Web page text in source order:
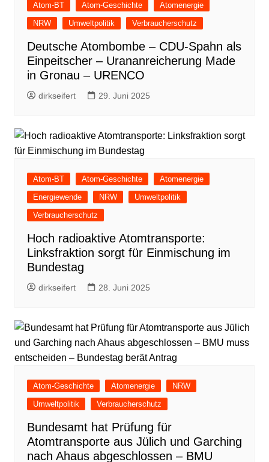
Atom-BT Atom-Geschichte
Atomenergie
NRW
Umweltpolitik Verbraucherschutz
Deutsche Atombombe – CDU-Spahn als
Einpeitscher – Urananreicherung Made
in Gronau – URENCO
dirkseifert 29. Juni 2025
Atom-BT Atom-Geschichte
Atomenergie
Energiewende
NRW
Umweltpolitik
Verbraucherschutz
Hoch radioaktive Atomtransporte:
Linksfraktion sorgt für Einmischung im
Bundestag
dirkseifert 28. Juni 2025
Atom-Geschichte Atomenergie
NRW
Umweltpolitik
Verbraucherschutz
Bundesamt hat Prüfung für
Atomtransporte aus Jülich und Garching
nach Ahaus abgeschlossen – BMU